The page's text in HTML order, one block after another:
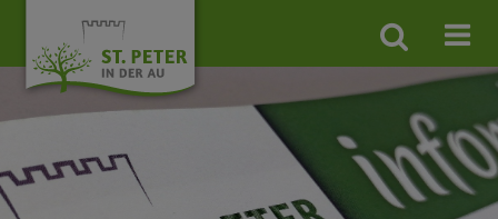
Site
search
toggle